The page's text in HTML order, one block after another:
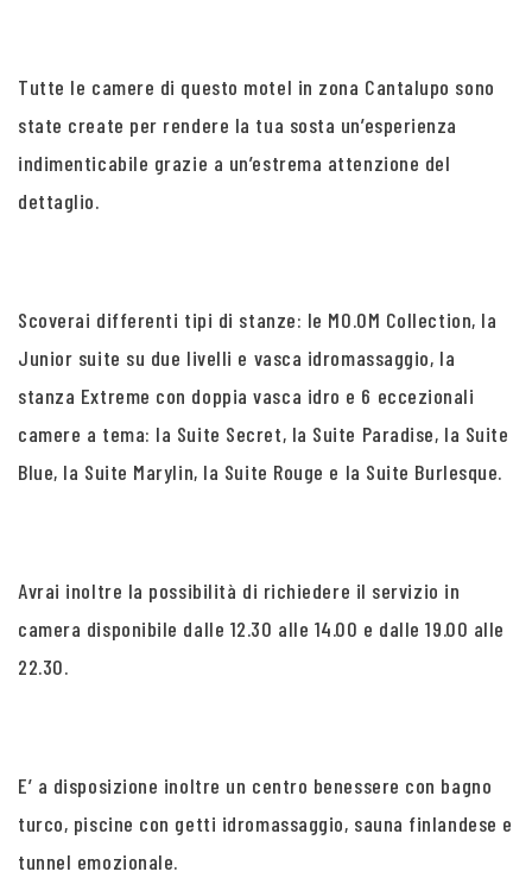
Tutte le camere di questo motel in zona Cantalupo sono
state create per rendere la tua sosta un’esperienza
indimenticabile grazie a un’estrema attenzione del
dettaglio.
Scoverai differenti tipi di stanze: le MO.OM Collection, la
Junior suite su due livelli e vasca idromassaggio, la
stanza Extreme con doppia vasca idro e 6 eccezionali
camere a tema: la Suite Secret, la Suite Paradise, la Suite
Blue, la Suite Marylin, la Suite Rouge e la Suite Burlesque.
Avrai inoltre la possibilità di richiedere il servizio in
camera disponibile dalle 12.30 alle 14.00 e dalle 19.00 alle
22.30.
E’ a disposizione inoltre un centro benessere con bagno
turco, piscine con getti idromassaggio, sauna finlandese e
tunnel emozionale.